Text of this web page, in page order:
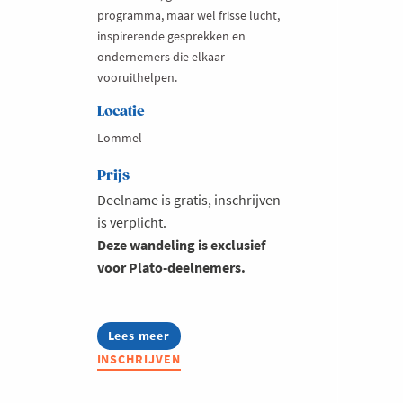
programma, maar wel frisse lucht,
inspirerende gesprekken en
ondernemers die elkaar
vooruithelpen.
Locatie
Lommel
Prijs
Deelname is gratis, inschrijven
is verplicht.
Deze wandeling is exclusief
voor Plato-deelnemers.
Lees meer
about
Plato
Walks:
INSCHRIJVEN